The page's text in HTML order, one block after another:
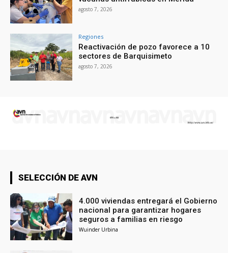
agosto 7, 2026
Regiones
Reactivación de pozo favorece a 10
sectores de Barquisimeto
agosto 7, 2026
SELECCIÓN DE AVN
4.000 viviendas entregará el Gobierno
nacional para garantizar hogares
seguros a familias en riesgo
Wuinder Urbina